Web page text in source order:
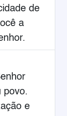
de
a
povo.
e